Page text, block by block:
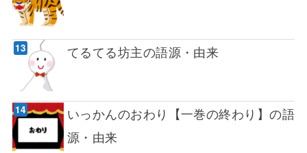
てるてる坊主の語源・由来
いっかんのおわり【一巻の終わり】の語
源・由来